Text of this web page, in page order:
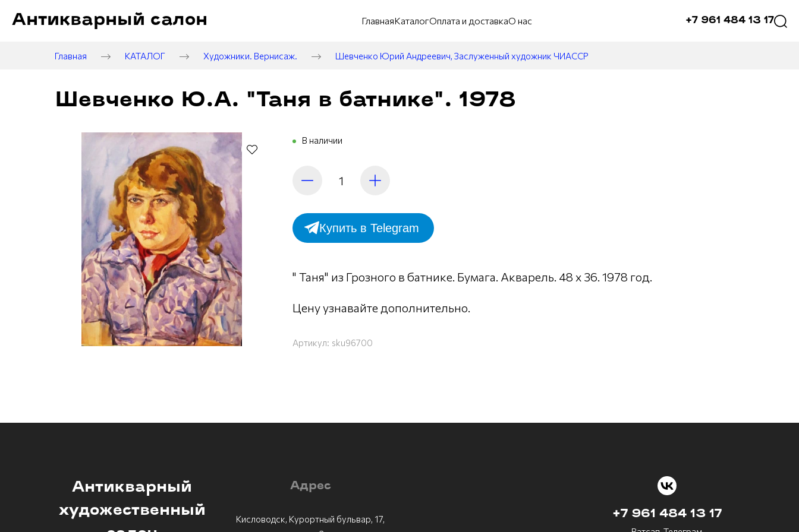
Антикварный салон ГлавнаяКаталогОплата и доставкаО нас +7 961 484 13 17
Главная КАТАЛОГ Художники. Вернисаж. Шевченко Юрий Андреевич, Заслуженный художник ЧИАССР
Шевченко Ю.А. "Таня в батнике". 1978
В наличии
Купить в Telegram
" Таня" из Грозного в батнике. Бумага. Акварель. 48 х 36. 1978 год.
Цену узнавайте дополнительно.
Артикул: sku96700
Антикварный
художественный
Адрес
Кисловодск, Курортный бульвар, 17,
+7 961 484 13 17